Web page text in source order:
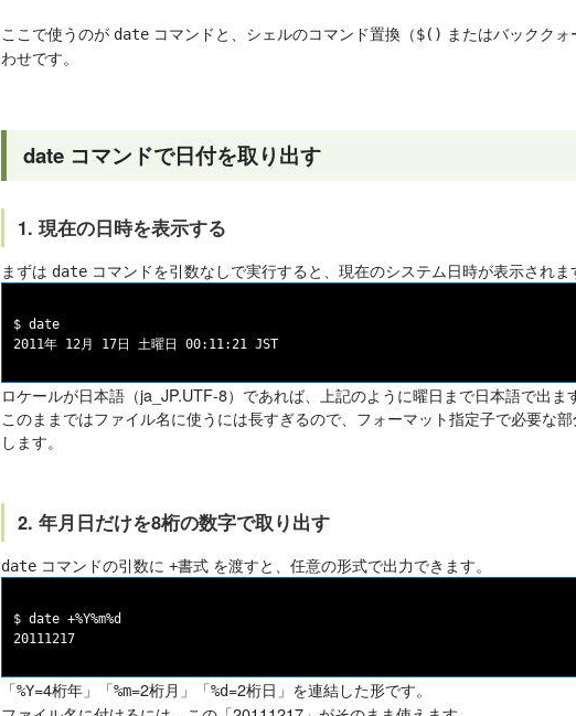
ここで使うのが date コマンドと、シェルのコマンド置換（$() またはバックク
わせです。
date コマンドで日付を取り出す
1. 現在の日時を表示する
まずは date コマンドを引数なしで実行すると、現在のシステム日時が表示されま
$ date
ロケールが日本語（ja_JP.UTF-8）であれば、上記のように曜日まで日本語で出ます
このままではファイル名に使うには長すぎるので、フォーマット指定子で必要な
します。
2. 年月日だけを8桁の数字で取り出す
date コマンドの引数に +書式 を渡すと、任意の形式で出力できます。
$ date +%Y%m%d
「%Y=4桁年」「%m=2桁月」「%d=2桁日」を連結した形です。